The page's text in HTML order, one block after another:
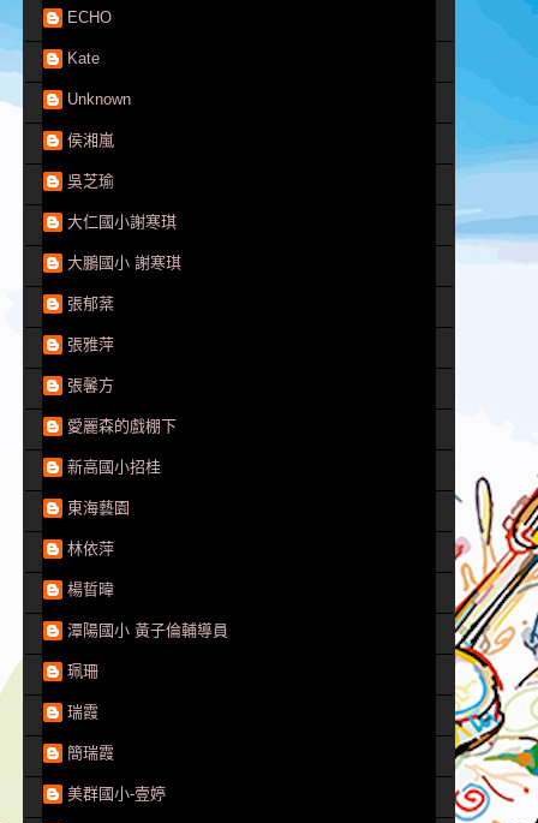
ECHO
Kate
Unknown
侯湘嵐
吳芝瑜
大仁國小謝寒琪
大鵬國小 謝寒琪
張郁棻
張雅萍
張馨方
愛麗森的戲棚下
新高國小招桂
東海藝園
林依萍
楊晢暐
潭陽國小 黃子倫輔導員
珮珊
瑞霞
簡瑞霞
美群國小-壹婷